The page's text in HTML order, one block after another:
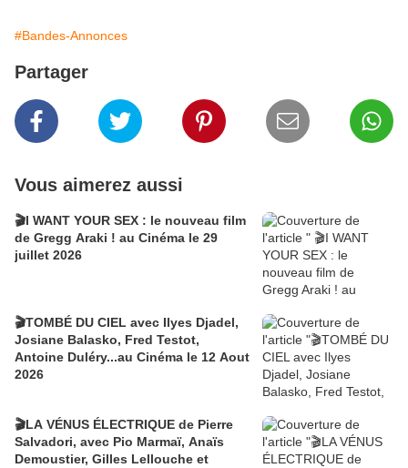
#Bandes-Annonces
Partager
Vous aimerez aussi
🎬I WANT YOUR SEX : le nouveau film
de Gregg Araki ! au Cinéma le 29
juillet 2026
🎬TOMBÉ DU CIEL avec Ilyes Djadel,
Josiane Balasko, Fred Testot,
Antoine Duléry...au Cinéma le 12 Aout
2026
🎬LA VÉNUS ÉLECTRIQUE de Pierre
Salvadori, avec Pio Marmaï, Anaïs
Demoustier, Gilles Lellouche et